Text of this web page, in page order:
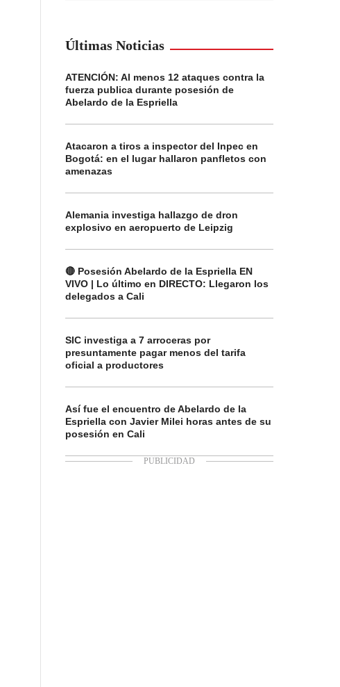
Últimas Noticias
ATENCIÓN: Al menos 12 ataques contra la
fuerza publica durante posesión de
Abelardo de la Espriella
Atacaron a tiros a inspector del Inpec en
Bogotá: en el lugar hallaron panfletos con
amenazas
Alemania investiga hallazgo de dron
explosivo en aeropuerto de Leipzig
🔴 Posesión Abelardo de la Espriella EN
VIVO | Lo último en DIRECTO: Llegaron los
delegados a Cali
SIC investiga a 7 arroceras por
presuntamente pagar menos del tarifa
oficial a productores
Así fue el encuentro de Abelardo de la
Espriella con Javier Milei horas antes de su
posesión en Cali